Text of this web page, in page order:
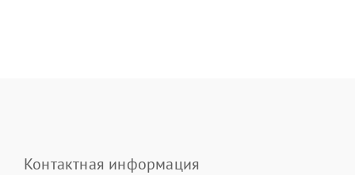
Контактная информация